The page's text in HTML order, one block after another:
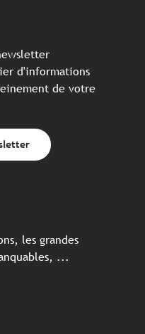
d'informations
de votre
les grandes
...